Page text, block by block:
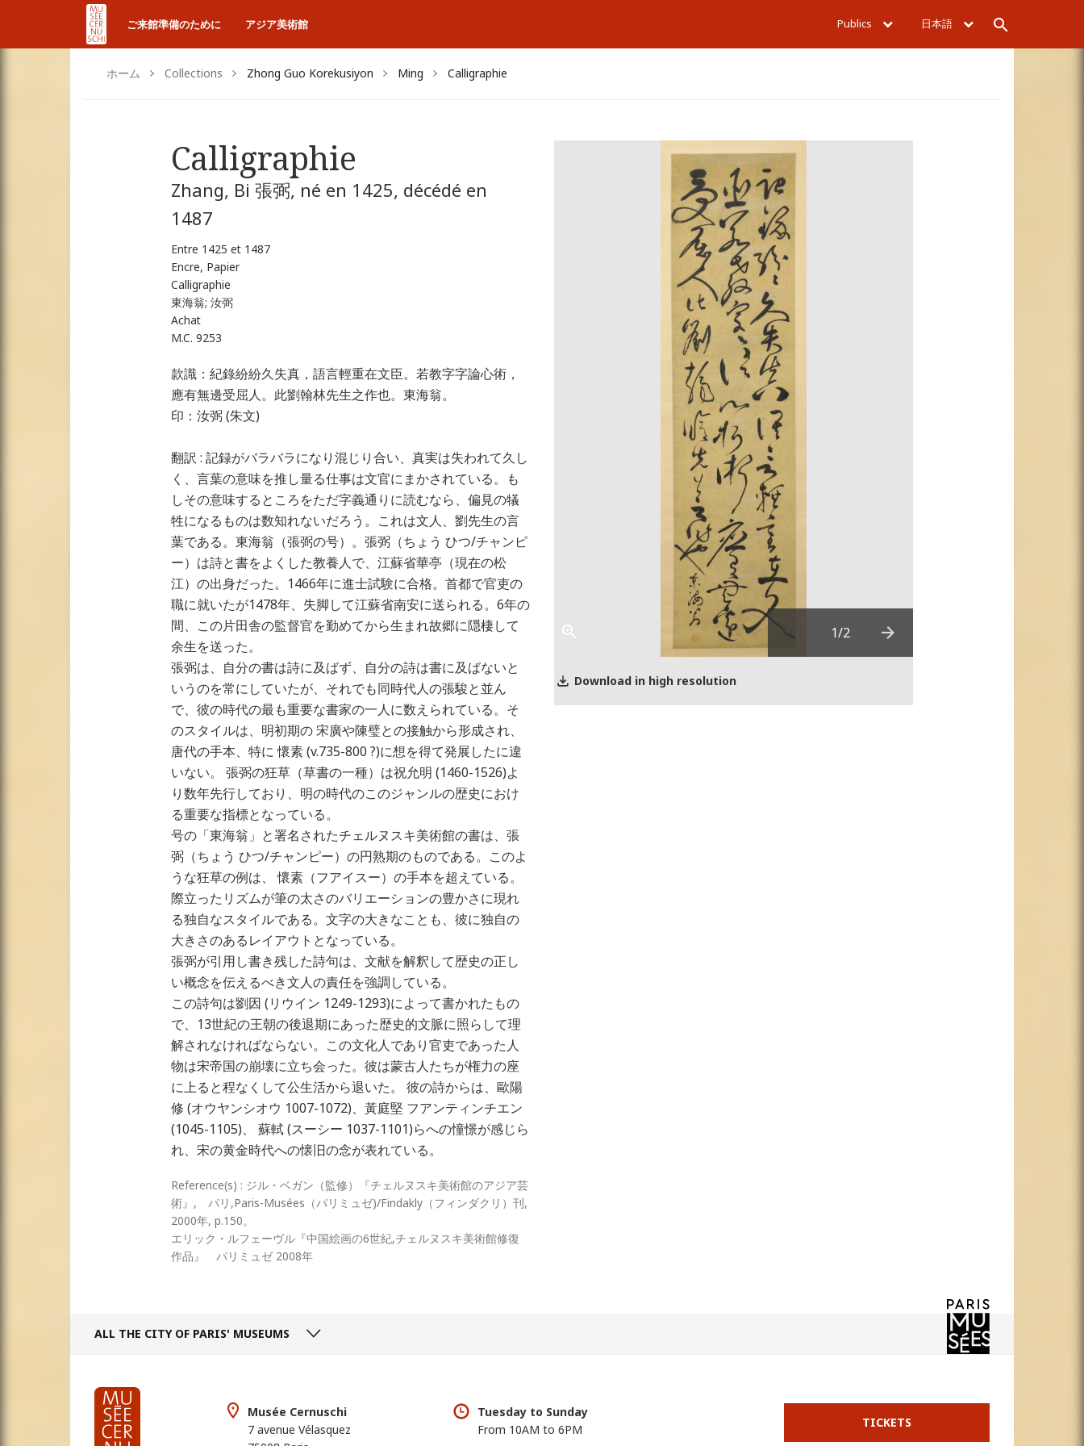
ご来館準備のために アジア美術館 Publics 日本語 Rechercher
ホーム Collections Zhong Guo Korekusiyon Ming Calligraphie
Calligraphie
Zhang, Bi 張弼, né en 1425, décédé en
1487
Entre 1425 et 1487
Encre, Papier
Calligraphie
東海翁; 汝弼
Achat
M.C. 9253
款識：紀錄紛紛久失真，語言輕重在文臣。若教字字論心術，
應有無邊受屈人。此劉翰林先生之作也。東海翁。
印：汝弼 (朱文)
翻訳 : 記録がバラバラになり混じり合い、真実は失われて久し
く、言葉の意味を推し量る仕事は文官にまかされている。も
しその意味するところをただ字義通りに読むなら、偏見の犠
牲になるものは数知れないだろう。これは文人、劉先生の言
葉である。東海翁（張弼の号）。張弼（ちょう ひつ/チャンピ
ー）は詩と書をよくした教養人で、江蘇省華亭（現在の松
江）の出身だった。1466年に進士試験に合格。首都で官吏の
職に就いたが1478年、失脚して江蘇省南安に送られる。6年の
間、この片田舎の監督官を勤めてから生まれ故郷に隠棲して
余生を送った。
張弼は、自分の書は詩に及ばず、自分の詩は書に及ばないと
いうのを常にしていたが、それでも同時代人の張駿と並ん
で、彼の時代の最も重要な書家の一人に数えられている。そ
のスタイルは、明初期の 宋廣や陳璧との接触から形成され、
唐代の手本、特に 懷素 (v.735-800 ?)に想を得て発展したに違
いない。 張弼の狂草（草書の一種）は祝允明 (1460-1526)よ
り数年先行しており、明の時代のこのジャンルの歴史におけ
る重要な指標となっている。
号の「東海翁」と署名されたチェルヌスキ美術館の書は、張
弼（ちょう ひつ/チャンピー）の円熟期のものである。このよ
うな狂草の例は、 懷素（フアイスー）の手本を超えている。
際立ったリズムが筆の太さのバリエーションの豊かさに現れ
る独自なスタイルである。文字の大きなことも、彼に独自の
大きさのあるレイアウトとなっている。
張弼が引用し書き残した詩句は、文献を解釈して歴史の正し
い概念を伝えるべき文人の責任を強調している。
この詩句は劉因 (リウイン 1249-1293)によって書かれたもの
で、13世紀の王朝の後退期にあった歴史的文脈に照らして理
解されなければならない。この文化人であり官吏であった人
物は宋帝国の崩壊に立ち会った。彼は蒙古人たちが権力の座
に上ると程なくして公生活から退いた。 彼の詩からは、歐陽
修 (オウヤンシオウ 1007-1072)、黃庭堅 フアンティンチエン
(1045-1105)、 蘇軾 (スーシー 1037-1101)らへの憧憬が感じら
れ、宋の黄金時代への懐旧の念が表れている。
Reference(s) : ジル・ベガン（監修）『チェルヌスキ美術館のアジア芸
術』, パリ,Paris-Musées（パリミュゼ)/Findakly（フィンダクリ）刊,
2000年, p.150。
エリック・ルフェーヴル『中国絵画の6世紀,チェルヌスキ美術館修復
作品』 パリミュゼ 2008年
Download in high resolution
1/2
Next
ALL THE CITY OF PARIS' MUSEUMS
Musée Cernuschi
7 avenue Vélasquez
Tuesday to Sunday
From 10AM to 6PM
TICKETS